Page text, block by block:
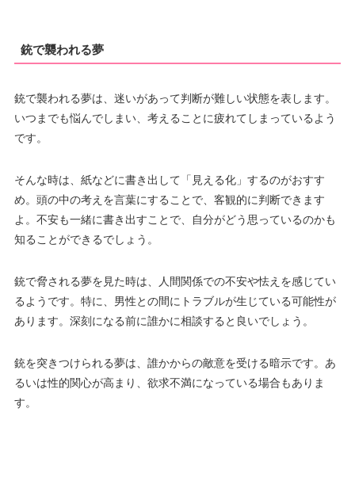
銃で襲われる夢
銃で襲われる夢は、迷いがあって判断が難しい状態を表します。
いつまでも悩んでしまい、考えることに疲れてしまっているよう
です。
そんな時は、紙などに書き出して「見える化」するのがおすす
め。頭の中の考えを言葉にすることで、客観的に判断できます
よ。不安も一緒に書き出すことで、自分がどう思っているのかも
知ることができるでしょう。
銃で脅される夢を見た時は、人間関係での不安や怯えを感じてい
るようです。特に、男性との間にトラブルが生じている可能性が
あります。深刻になる前に誰かに相談すると良いでしょう。
銃を突きつけられる夢は、誰かからの敵意を受ける暗示です。あ
るいは性的関心が高まり、欲求不満になっている場合もありま
す。